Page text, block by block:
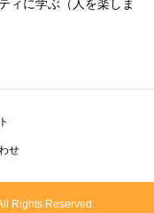
ィに学ぶ（人を楽しま
せ
Rights Reserved.